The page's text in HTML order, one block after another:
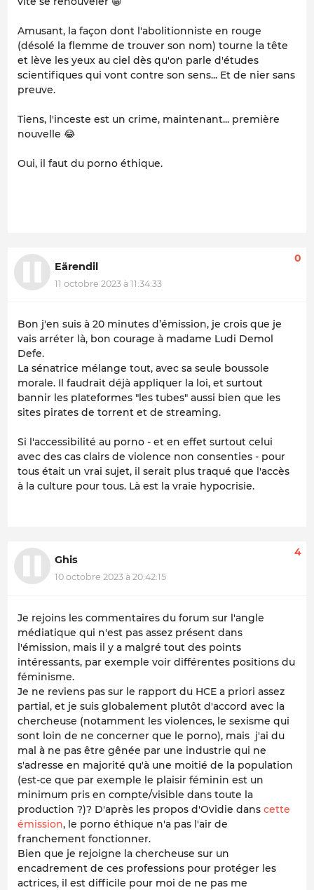
Amusant, la façon dont l'abolitionniste en rouge
(désolé la flemme de trouver son nom) tourne la tête
et lève les yeux au ciel dès qu'on parle d'études
scientifiques qui vont contre son sens... Et de nier sans
preuve.
Tiens, l'inceste est un crime, maintenant... première
nouvelle 😂
Oui, il faut du porno éthique.
Eärendil
11 octobre 2023 à 11:34:33
0
Bon j'en suis à 20 minutes d’émission, je crois que je
vais arréter là, bon courage à madame Ludi Demol
Defe.
La sénatrice mélange tout, avec sa seule boussole
morale. Il faudrait déjà appliquer la loi, et surtout
bannir les plateformes "les tubes" aussi bien que les
sites pirates de torrent et de streaming.
Si l'accessibilité au porno - et en effet surtout celui
avec des cas clairs de violence non consenties - pour
tous était un vrai sujet, il serait plus traqué que l'accès
à la culture pour tous. Là est la vraie hypocrisie.
Ghis
10 octobre 2023 à 20:42:15
4
Je rejoins les commentaires du forum sur l'angle
médiatique qui n'est pas assez présent dans
l'émission, mais il y a malgré tout des points
intéressants, par exemple voir différentes positions du
féminisme.
Je ne reviens pas sur le rapport du HCE a priori assez
partial, et je suis globalement plutôt d'accord avec la
chercheuse (notamment les violences, le sexisme qui
sont loin de ne concerner que le porno), mais j'ai du
mal à ne pas être gênée par une industrie qui ne
s'adresse en majorité qu'à une moitié de la population
(est-ce que par exemple le plaisir féminin est un
minimum pris en compte/visible dans toute la
production ?)? D'après les propos d'Ovidie dans cette
émission, le porno éthique n'a pas l'air de
franchement fonctionner.
Bien que je rejoigne la chercheuse sur un
encadrement de ces professions pour protéger les
actrices, il est difficile pour moi de ne pas me